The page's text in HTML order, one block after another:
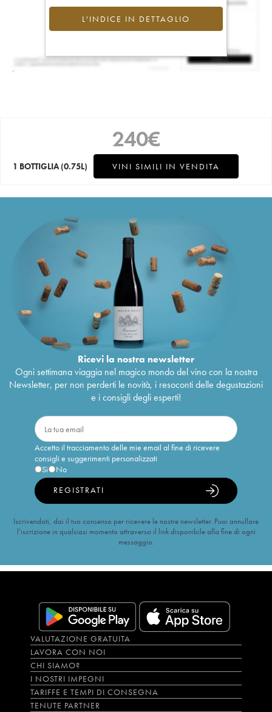
L'INDICE IN DETTAGLIO
240€
1 BOTTIGLIA (0.75L) VINI SIMILI IN VENDITA
Ricevi la nostra newsletter
Ogni settimana viaggia nel magico mondo del vino con la nostra
Newsletter, per non perderti le novità, i resoconti delle degustazioni
e i consigli degli esperti!
Accetto il tracciamento delle mie email al fine di ricevere
consigli e suggerimenti personalizzati
Sì
No
REGISTRATI
Iscrivendoti, dai il tuo consenso per ricevere le nostre newsletter. Puoi annullare
l’iscrizione in qualsiasi momento attraverso il link disponibile alla fine di ogni
messaggio.
VALUTAZIONE GRATUITA
LAVORA CON NOI
CHI SIAMO?
I NOSTRI IMPEGNI
TARIFFE E TEMPI DI CONSEGNA
TENUTE PARTNER